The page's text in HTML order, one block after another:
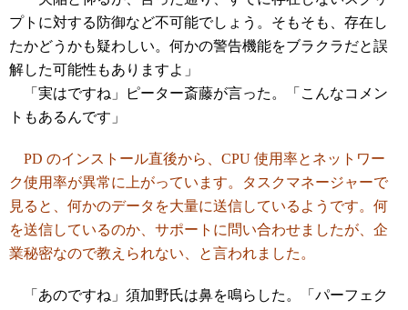
プトに対する防御など不可能でしょう。そもそも、存在し
たかどうかも疑わしい。何かの警告機能をブラクラだと誤
解した可能性もありますよ」
「実はですね」ピーター斎藤が言った。「こんなコメン
トもあるんです」
PD のインストール直後から、CPU 使用率とネットワー
ク使用率が異常に上がっています。タスクマネージャーで
見ると、何かのデータを大量に送信しているようです。何
を送信しているのか、サポートに問い合わせましたが、企
業秘密なので教えられない、と言われました。
「あのですね」須加野氏は鼻を鳴らした。「パーフェク